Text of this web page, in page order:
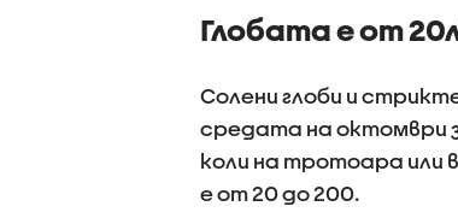
Глобата е от
Солени глоби и
средата на октомври
коли на тротоара или
е от 20 до 200.